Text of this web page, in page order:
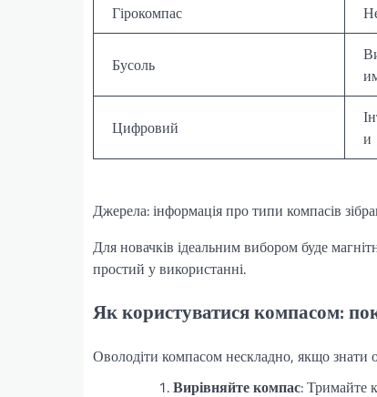
Гірокомпас
Бусоль
Цифровий
и
Джерела: інформація про типи компасів
Для новачків ідеальним вибором буде
простий у використанні.
Як користуватися компасом:
Оволодіти компасом нескладно, якщо знати
Вирівняйте компас: Тримайте